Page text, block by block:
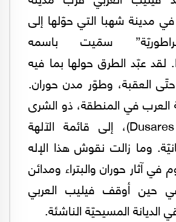
مدينة شهبا التي حوّلها إلى
سمّيت باسمه
Philippopolis. لقد عبّد الطرق حولها بما فيه
العقبة، وطوّر مدن حوران.
العرب في المنطقة، ذو الشرى
(سيّد الجبال Dusares)، إلى قائمة الآلهة
وما زالت نقوش هذا الإله
في آثار حوران والبتراء ومدائن
حين أوقف فيليب العربي
المسيحيّة الناشئة.